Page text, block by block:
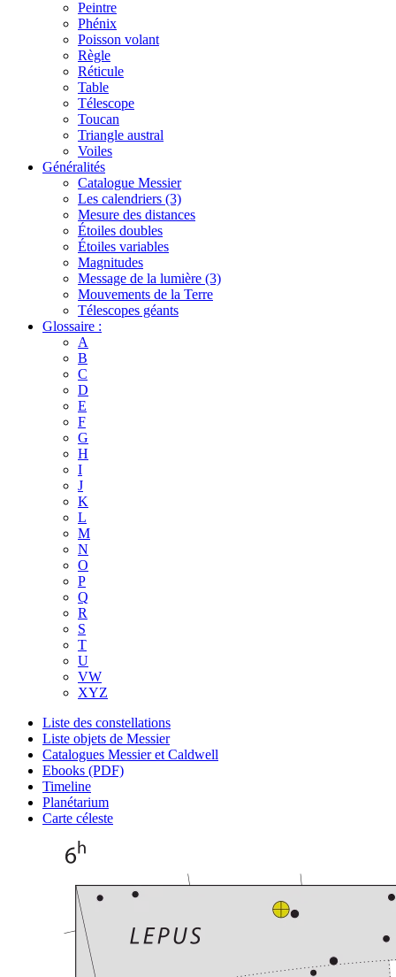
Peintre
Phénix
Poisson volant
Règle
Réticule
Table
Télescope
Toucan
Triangle austral
Voiles
Généralités
Catalogue Messier
Les calendriers (3)
Mesure des distances
Étoiles doubles
Étoiles variables
Magnitudes
Message de la lumière (3)
Mouvements de la Terre
Télescopes géants
Glossaire :
A
B
C
D
E
F
G
H
I
J
K
L
M
N
O
P
Q
R
S
T
U
VW
XYZ
Liste des constellations
Liste objets de Messier
Catalogues Messier et Caldwell
Ebooks (PDF)
Timeline
Planétarium
Carte céleste